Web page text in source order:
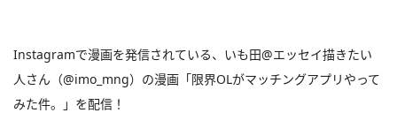
Instagramで漫画を発信されている、いも田@エッセイ描きたい
人さん（@imo_mng）の漫画「限界OLがマッチングアプリやって
みた件。」を配信！